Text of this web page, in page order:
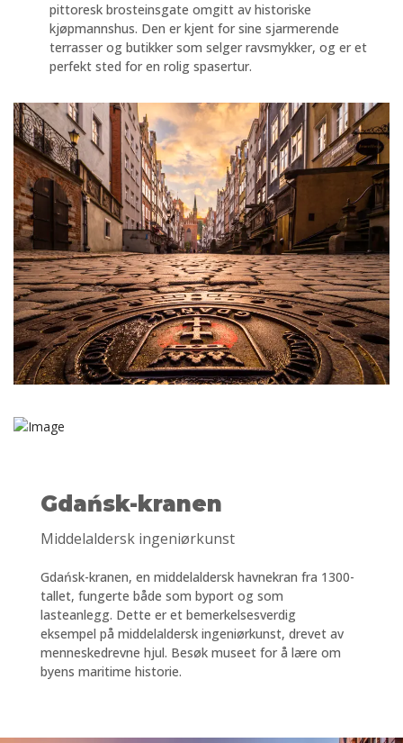
pittoresk brosteinsgate omgitt av historiske
kjøpmannshus. Den er kjent for sine sjarmerende
terrasser og butikker som selger ravsmykker, og er et
perfekt sted for en rolig spasertur.
Gdańsk-kranen
Middelaldersk ingeniørkunst
Gdańsk-kranen, en middelaldersk havnekran fra 1300-
tallet, fungerte både som byport og som
lasteanlegg. Dette er et bemerkelsesverdig
eksempel på middelaldersk ingeniørkunst, drevet av
menneskedrevne hjul. Besøk museet for å lære om
byens maritime historie.